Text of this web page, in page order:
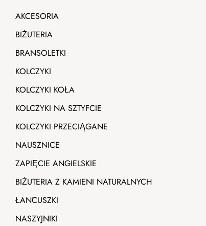
AKCESORIA
BIŻUTERIA
BRANSOLETKI
KOLCZYKI
KOLCZYKI KOŁA
KOLCZYKI NA SZTYFCIE
KOLCZYKI PRZECIĄGANE
NAUSZNICE
ZAPIĘCIE ANGIELSKIE
BIŻUTERIA Z KAMIENI NATURALNYCH
ŁAŃCUSZKI
NASZYJNIKI